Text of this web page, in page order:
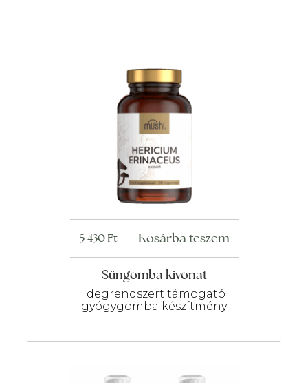
Süngomba kivonat
Idegrendszert támogató
gyógygomba készítmény
5 430Ft Kosárba teszem